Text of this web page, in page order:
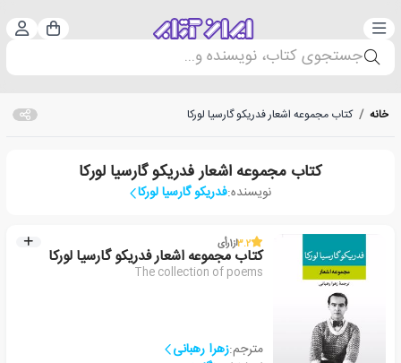
دسته‌بندی سبد
جستجوی کتاب، نویسنده و...
خانه / کتاب مجموعه اشعار فدریکو گارسیا لورکا
کتاب مجموعه اشعار فدریکو گارسیا لورکا
نویسنده:فدریکو گارسیا لورکا
3.2از1رأی
کتاب مجموعه اشعار فدریکو گارسیا لورکا
The collection of poems
مترجم:زهرا رهبانی